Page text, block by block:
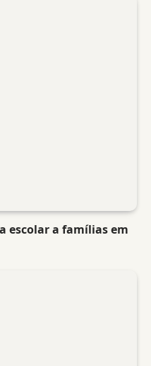
escolar a famílias em